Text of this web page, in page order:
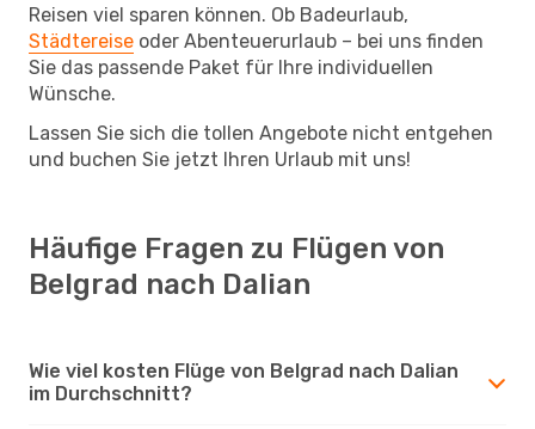
Reisen viel sparen können. Ob Badeurlaub,
Städtereise oder Abenteuerurlaub – bei uns finden
Sie das passende Paket für Ihre individuellen
Wünsche.
Lassen Sie sich die tollen Angebote nicht entgehen
und buchen Sie jetzt Ihren Urlaub mit uns!
Häufige Fragen zu Flügen von
Belgrad nach Dalian
Wie viel kosten Flüge von Belgrad nach Dalian
im Durchschnitt?